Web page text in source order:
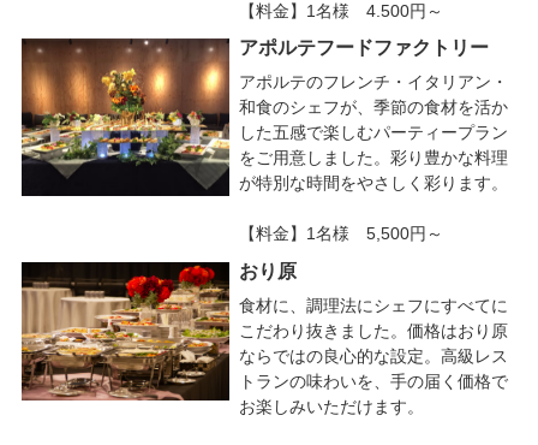
【料金】1名様 4.500円～
アポルテフードファクトリー
アポルテのフレンチ・イタリアン・
和食のシェフが、季節の食材を活か
した五感で楽しむパーティープラン
をご用意しました。彩り豊かな料理
が特別な時間をやさしく彩ります。
【料金】1名様 5,500円～
おり原
食材に、調理法にシェフにすべてに
こだわり抜きました。価格はおり原
ならではの良心的な設定。高級レス
トランの味わいを、手の届く価格で
お楽しみいただけます。